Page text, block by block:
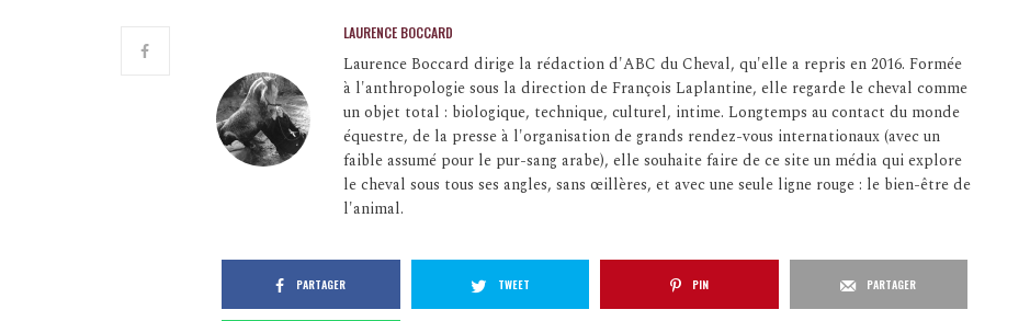
LAURENCE BOCCARD
Laurence Boccard dirige la rédaction d'ABC du Cheval, qu'elle a repris en 2016. Formée
à l'anthropologie sous la direction de François Laplantine, elle regarde le cheval comme
un objet total : biologique, technique, culturel, intime. Longtemps au contact du monde
équestre, de la presse à l'organisation de grands rendez-vous internationaux (avec un
faible assumé pour le pur-sang arabe), elle souhaite faire de ce site un média qui explore
le cheval sous tous ses angles, sans œillères, et avec une seule ligne rouge : le bien-être de
l'animal.
PARTAGER TWEET PIN PARTAGER